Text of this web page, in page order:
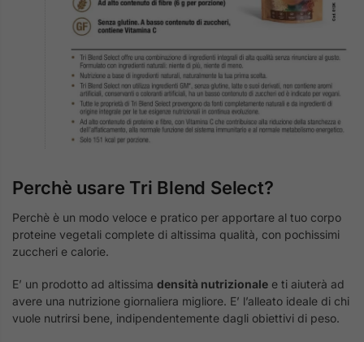
Perchè usare Tri Blend Select?
Perchè è un modo veloce e pratico per apportare al tuo corpo
proteine vegetali complete di altissima qualità, con pochissimi
zuccheri e calorie.
E’ un prodotto ad altissima densità nutrizionale e ti aiuterà ad
avere una nutrizione giornaliera migliore. E’ l’alleato ideale di chi
vuole nutrirsi bene, indipendentemente dagli obiettivi di peso.